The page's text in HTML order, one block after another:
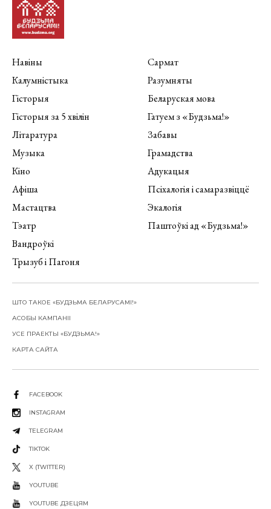
Навіны
Калумністыка
Гісторыя
Гісторыя за 5 хвілін
Літаратура
Музыка
Кіно
Афіша
Мастацтва
Тэатр
Вандроўкі
Трызуб і Пагоня
Сармат
Разумняты
Беларуская мова
Гатуем з «Будзьма!»
Забавы
Грамадства
Адукацыя
Псіхалогія і самаразвіццё
Экалогія
Паштоўкі ад «Будзьма!»
ШТО ТАКОЕ «БУДЗЬМА БЕЛАРУСАМІ!»
АСОБЫ КАМПАНІІ
УСЕ ПРАЕКТЫ «БУДЗЬМА!»
КАРТА САЙТА
FACEBOOK
INSTAGRAM
TELEGRAM
TIKTOK
X (TWITTER)
YOUTUBE
YOUTUBE ДЗЕЦЯМ